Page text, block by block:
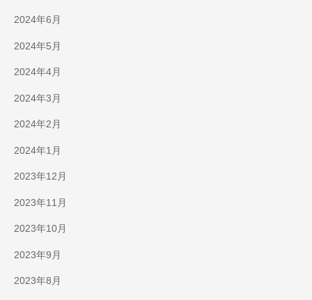
2024年6月
2024年5月
2024年4月
2024年3月
2024年2月
2024年1月
2023年12月
2023年11月
2023年10月
2023年9月
2023年8月